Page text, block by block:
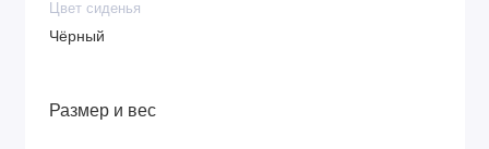
Цвет сиденья
Чёрный
Размер и вес